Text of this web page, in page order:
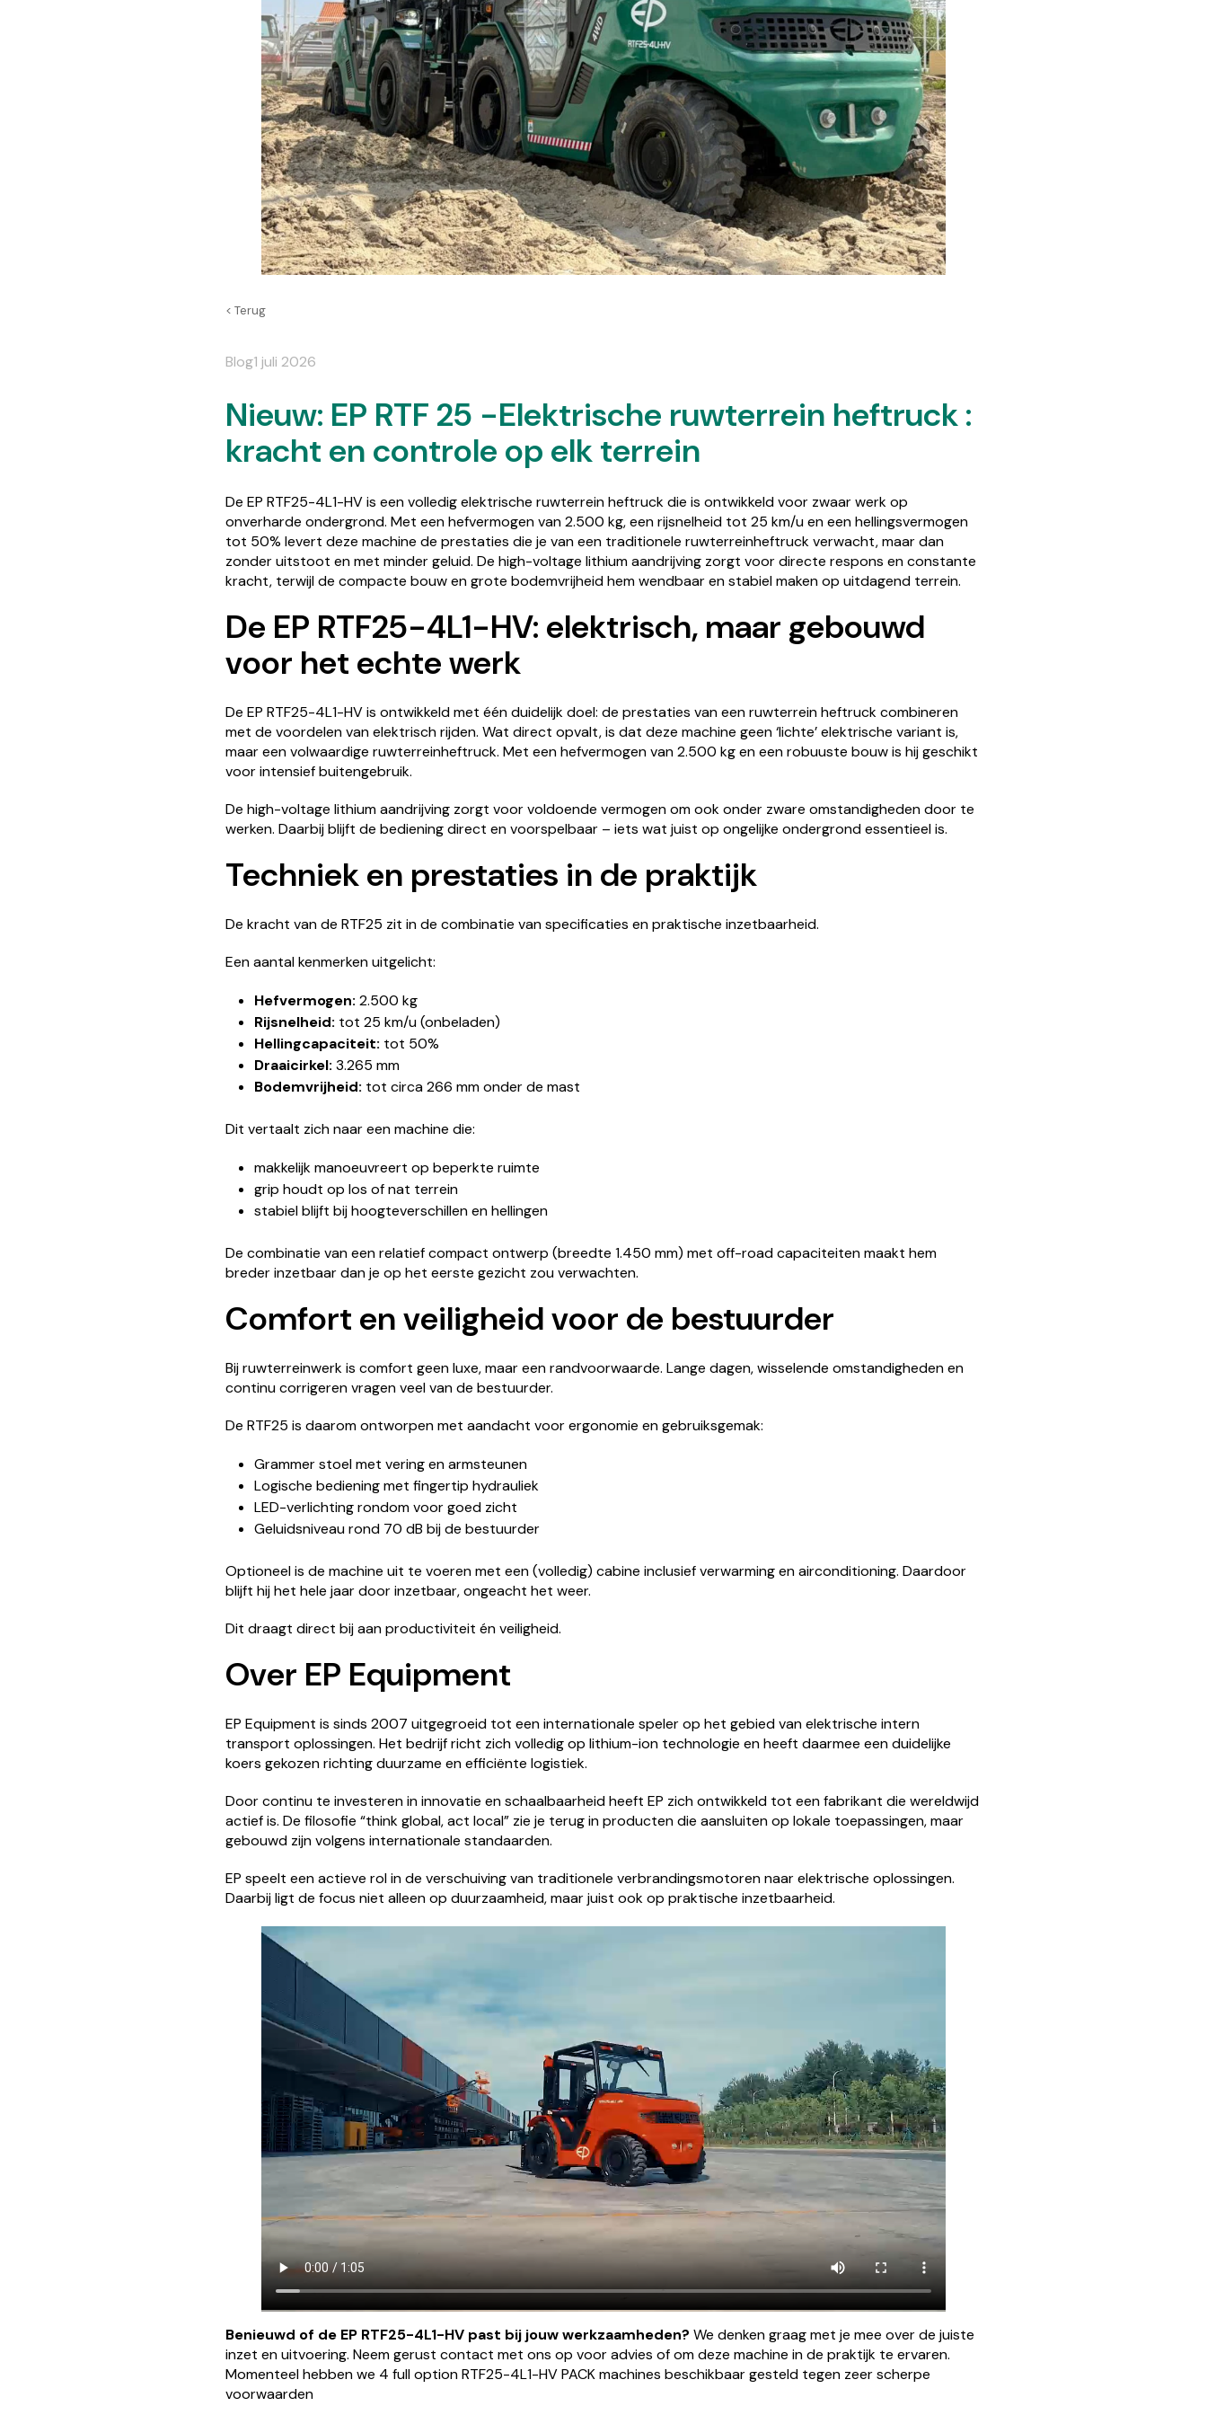
< Terug
Blog1 juli 2026
Nieuw: EP RTF 25 -Elektrische ruwterrein heftruck :
kracht en controle op elk terrein
De EP RTF25-4L1-HV is een volledig elektrische ruwterrein heftruck die is ontwikkeld voor zwaar werk op
onverharde ondergrond. Met een hefvermogen van 2.500 kg, een rijsnelheid tot 25 km/u en een hellingsvermogen
tot 50% levert deze machine de prestaties die je van een traditionele ruwterreinheftruck verwacht, maar dan
zonder uitstoot en met minder geluid. De high-voltage lithium aandrijving zorgt voor directe respons en constante
kracht, terwijl de compacte bouw en grote bodemvrijheid hem wendbaar en stabiel maken op uitdagend terrein.
De EP RTF25-4L1-HV: elektrisch, maar gebouwd
voor het echte werk
De EP RTF25-4L1-HV is ontwikkeld met één duidelijk doel: de prestaties van een ruwterrein heftruck combineren
met de voordelen van elektrisch rijden. Wat direct opvalt, is dat deze machine geen ‘lichte’ elektrische variant is,
maar een volwaardige ruwterreinheftruck. Met een hefvermogen van 2.500 kg en een robuuste bouw is hij geschikt
voor intensief buitengebruik.
De high-voltage lithium aandrijving zorgt voor voldoende vermogen om ook onder zware omstandigheden door te
werken. Daarbij blijft de bediening direct en voorspelbaar – iets wat juist op ongelijke ondergrond essentieel is.
Techniek en prestaties in de praktijk
De kracht van de RTF25 zit in de combinatie van specificaties en praktische inzetbaarheid.
Een aantal kenmerken uitgelicht:
Hefvermogen: 2.500 kg
Rijsnelheid: tot 25 km/u (onbeladen)
Hellingcapaciteit: tot 50%
Draaicirkel: 3.265 mm
Bodemvrijheid: tot circa 266 mm onder de mast
Dit vertaalt zich naar een machine die:
makkelijk manoeuvreert op beperkte ruimte
grip houdt op los of nat terrein
stabiel blijft bij hoogteverschillen en hellingen
De combinatie van een relatief compact ontwerp (breedte 1.450 mm) met off-road capaciteiten maakt hem
breder inzetbaar dan je op het eerste gezicht zou verwachten.
Comfort en veiligheid voor de bestuurder
Bij ruwterreinwerk is comfort geen luxe, maar een randvoorwaarde. Lange dagen, wisselende omstandigheden en
continu corrigeren vragen veel van de bestuurder.
De RTF25 is daarom ontworpen met aandacht voor ergonomie en gebruiksgemak:
Grammer stoel met vering en armsteunen
Logische bediening met fingertip hydrauliek
LED-verlichting rondom voor goed zicht
Geluidsniveau rond 70 dB bij de bestuurder
Optioneel is de machine uit te voeren met een (volledig) cabine inclusief verwarming en airconditioning. Daardoor
blijft hij het hele jaar door inzetbaar, ongeacht het weer.
Dit draagt direct bij aan productiviteit én veiligheid.
Over EP Equipment
EP Equipment is sinds 2007 uitgegroeid tot een internationale speler op het gebied van elektrische intern
transport oplossingen. Het bedrijf richt zich volledig op lithium-ion technologie en heeft daarmee een duidelijke
koers gekozen richting duurzame en efficiënte logistiek.
Door continu te investeren in innovatie en schaalbaarheid heeft EP zich ontwikkeld tot een fabrikant die wereldwijd
actief is. De filosofie “think global, act local” zie je terug in producten die aansluiten op lokale toepassingen, maar
gebouwd zijn volgens internationale standaarden.
EP speelt een actieve rol in de verschuiving van traditionele verbrandingsmotoren naar elektrische oplossingen.
Daarbij ligt de focus niet alleen op duurzaamheid, maar juist ook op praktische inzetbaarheid.
Benieuwd of de EP RTF25-4L1-HV past bij jouw werkzaamheden? We denken graag met je mee over de juiste
inzet en uitvoering. Neem gerust contact met ons op voor advies of om deze machine in de praktijk te ervaren.
Momenteel hebben we 4 full option RTF25-4L1-HV PACK machines beschikbaar gesteld tegen zeer scherpe
voorwaarden